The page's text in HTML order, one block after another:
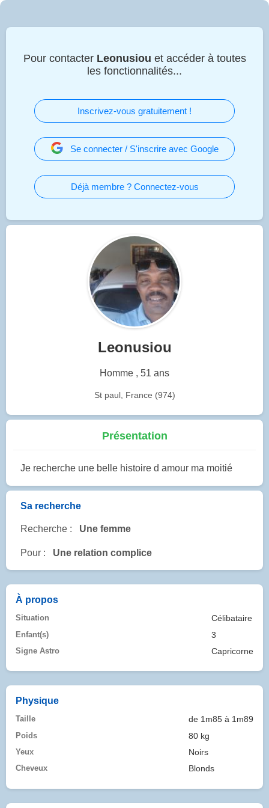
Pour contacter Leonusiou et accéder à toutes
les fonctionnalités...
Inscrivez-vous gratuitement !
Se connecter / S'inscrire avec Google
Déjà membre ? Connectez-vous
Leonusiou
Homme , 51 ans
St paul, France (974)
Présentation
Je recherche une belle histoire d amour ma moitié
Sa recherche
Recherche : Une femme
Pour : Une relation complice
À propos
Situation Célibataire
Enfant(s) 3
Signe Astro Capricorne
Physique
Taille de 1m85 à 1m89
Poids 80 kg
Yeux Noirs
Cheveux Blonds